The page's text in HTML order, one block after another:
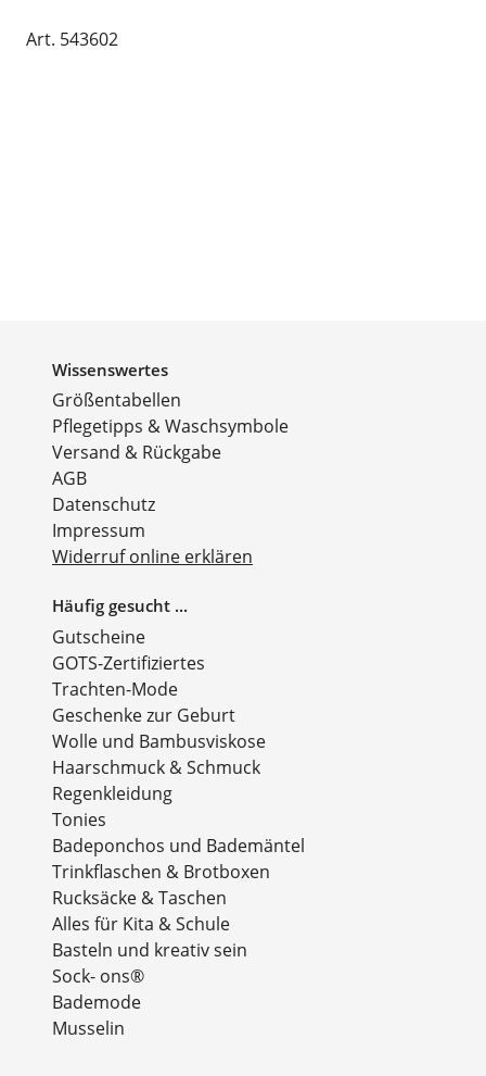
Art. 543602
Wissenswertes
Größentabellen
Pflegetipps & Waschsymbole
Versand & Rückgabe
AGB
Datenschutz
Impressum
Widerruf online erklären
Häufig gesucht ...
Gutscheine
GOTS-Zertifiziertes
Trachten-Mode
Geschenke zur Geburt
Wolle und Bambusviskose
Haarschmuck & Schmuck
Regenkleidung
Tonies
Badeponchos und Bademäntel
Trinkflaschen & Brotboxen
Rucksäcke & Taschen
Alles für Kita & Schule
Basteln und kreativ sein
Sock- ons®
Bademode
Musselin